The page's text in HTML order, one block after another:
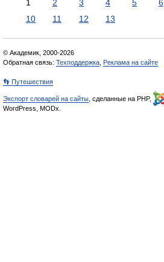
1 2 3 4 5 6
10
11 12 13
© Академик, 2000-2026
Обратная связь: Техподдержка Реклама на сайте
👣 Путешествия
Экспорт словарей на сайты , сделанные на PHP,
WordPress, MODx.